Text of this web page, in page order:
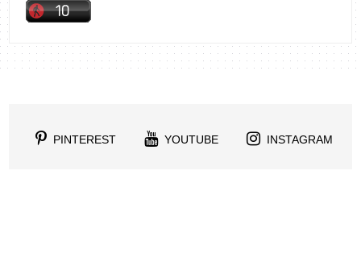
PINTEREST YOUTUBE INSTAGRAM